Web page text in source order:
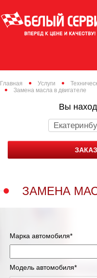
Главная Услуги
Замена масла в двигателе
Вы
ЗАМЕНА
Марка автомобиля*
Модель автомобиля*